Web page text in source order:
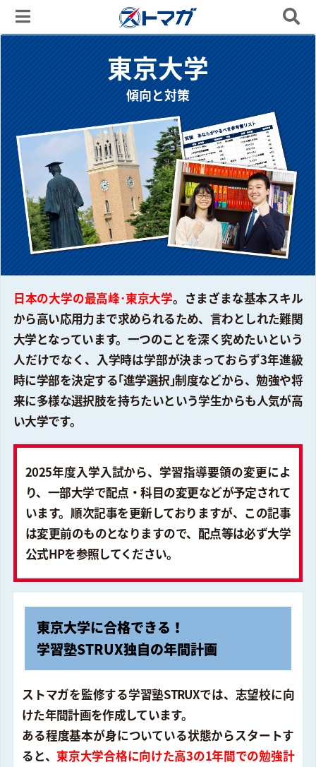
東京大学
傾向と対策
日本の大学の最高峰･東京大学。さまざまな基本スキル
から高い応用力まで求められるため、言わとしれた難関
大学となっています。一つのことを深く究めたいという
人だけでなく、入学時は学部が決まっておらず3年進級
時に学部を決定する｢進学選択｣制度などから、勉強や将
来に多様な選択肢を持ちたいという学生からも人気が高
い大学です。
2025年度入学入試から、学習指導要領の変更によ
り、一部大学で配点・科目の変更などが予定されて
います。順次記事を更新しておりますが、この記事
は変更前のものとなりますので、配点等は必ず大学
公式HPを参照してください。
東京大学に合格できる！
学習塾STRUX独自の年間計画
ストマガを監修する学習塾STRUXでは、志望校に向
けた年間計画を作成しています。
ある程度基本が身についている状態からスタートす
ると、東京大学合格に向けた高3の1年間での勉強計